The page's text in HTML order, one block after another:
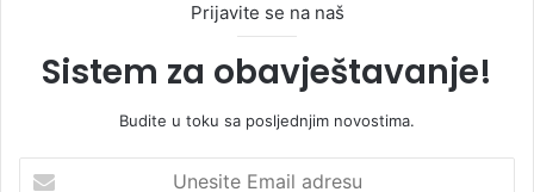
Prijavite se na naš
Sistem za obavještavanje!
Budite u toku sa posljednjim novostima.